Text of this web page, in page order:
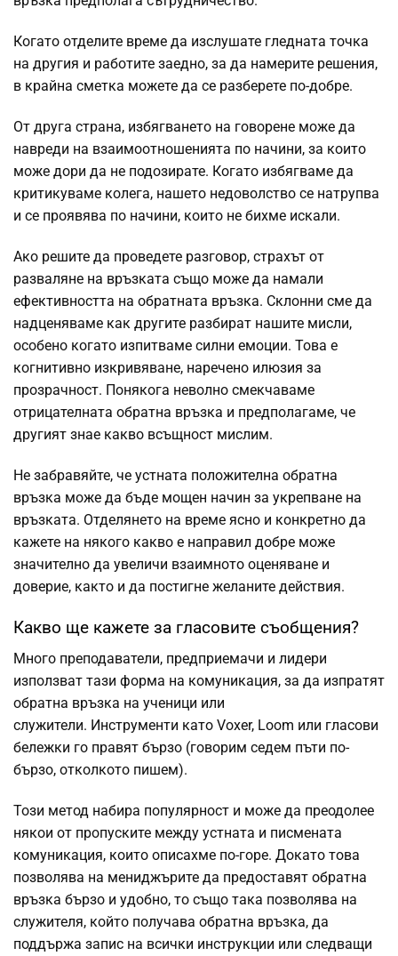
Когато отделите време да изслушате гледната точка
на другия и работите заедно, за да намерите решения,
в крайна сметка можете да се разберете по-добре.
От друга страна, избягването на говорене може да
навреди на взаимоотношенията по начини, за които
може дори да не подозирате. Когато избягваме да
критикуваме колега, нашето недоволство се натрупва
и се проявява по начини, които не бихме искали.
Ако решите да проведете разговор, страхът от
разваляне на връзката също може да намали
ефективността на обратната връзка. Склонни сме да
надценяваме как другите разбират нашите мисли,
особено когато изпитваме силни емоции. Това е
когнитивно изкривяване, наречено илюзия за
прозрачност. Понякога неволно смекчаваме
отрицателната обратна връзка и предполагаме, че
другият знае какво всъщност мислим.
Не забравяйте, че устната положителна обратна
връзка може да бъде мощен начин за укрепване на
връзката. Отделянето на време ясно и конкретно да
кажете на някого какво е направил добре може
значително да увеличи взаимното оценяване и
доверие, както и да постигне желаните действия.
Какво ще кажете за гласовите съобщения?
Много преподаватели, предприемачи и лидери
използват тази форма на комуникация, за да изпратят
обратна връзка на ученици или
служители. Инструменти като Voxer, Loom или гласови
бележки го правят бързо (говорим седем пъти по-
бързо, отколкото пишем).
Този метод набира популярност и може да преодолее
някои от пропуските между устната и писмената
комуникация, които описахме по-горе. Докато това
позволява на мениджърите да предоставят обратна
връзка бързо и удобно, то също така позволява на
служителя, който получава обратна връзка, да
поддържа запис на всички инструкции или следващи